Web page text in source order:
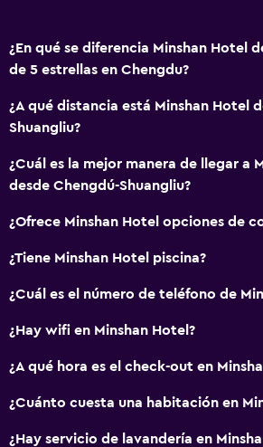
Estacionamiento y transporte
Traslado aeropuerto
TV por cable o vía satélite
Baño
Secador de pelo
Espacio de almacenamiento
¿En qué se diferencia Minshan Hotel
de 5 estrellas en Chengdu?
¿A qué distancia está Minshan Hotel
Shuangliu?
¿Cuál es la mejor manera de llegar a
desde Chengdú-Shuangliu?
¿Ofrece Minshan Hotel opciones de
¿Tiene Minshan Hotel piscina?
¿Cuál es el número de teléfono de
¿Hay wifi en Minshan Hotel?
¿A qué hora es el check-out en
¿Cuánto cuesta una habitación en
¿Hay servicio de lavandería en